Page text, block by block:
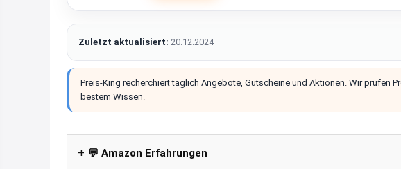
Zuletzt aktualisiert: 20.12.2024
Preis-King recherchiert täglich Angebote, Gutscheine und Aktionen. Wir prüfen
bestem Wissen.
💬 Amazon Erfahrungen